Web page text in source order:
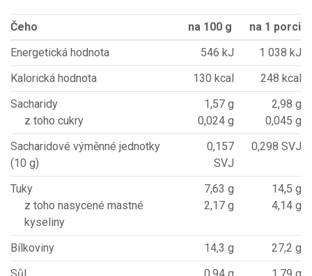
Čeho na 100 g
na 1 porci
Energetická hodnota
546 kJ
1 038 kJ
Kalorická hodnota
130 kcal
248 kcal
Sacharidy
z toho cukry
1,57 g
0,024 g
2,98 g
0,045 g
Sacharidové výměnné jednotky
(10 g)
0,157
SVJ
0,298 SVJ
Tuky
z toho nasycené mastné
kyseliny
7,63 g
2,17 g
14,5 g
4,14 g
Bílkoviny 14,3 g
27,2 g